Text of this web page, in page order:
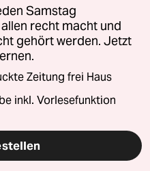
Samstag
recht macht und
gehört werden. Jetzt
Zeitung frei Haus
inkl. Vorlesefunktion